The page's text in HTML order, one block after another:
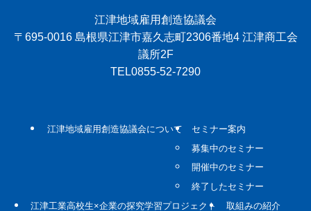
江津地域雇用創造協議会
〒695-0016 島根県江津市嘉久志町2306番地4 江津商工会
議所2F
TEL0855-52-7290
江津地域雇用創造協議会について
セミナー案内
募集中のセミナー
開催中のセミナー
終了したセミナー
江津工業高校生×企業の探究学習プロジェクト
取組みの紹介